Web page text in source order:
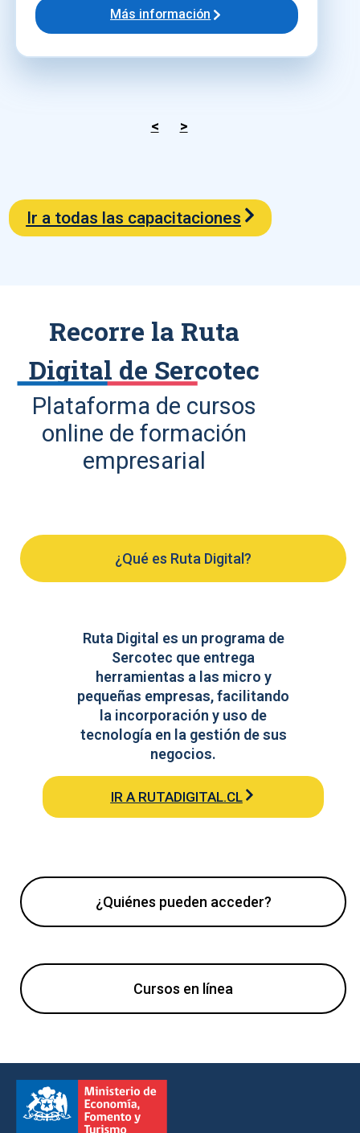
Más información
< >
Ir a todas las capacitaciones
Recorre la Ruta
Digital de Sercotec
Plataforma de cursos
online de formación
empresarial
¿Qué es Ruta Digital?
¿Quiénes pueden acceder?
Cursos en línea
Ruta Digital es un programa de
Sercotec que entrega
herramientas a las micro y
pequeñas empresas, facilitando
la incorporación y uso de
tecnología en la gestión de sus
negocios.
IR A RUTADIGITAL.CL